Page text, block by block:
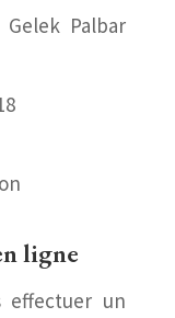
Palbar
ligne
effectuer un